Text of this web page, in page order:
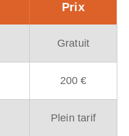
Prix
Gratuit
200 €
Plein tarif